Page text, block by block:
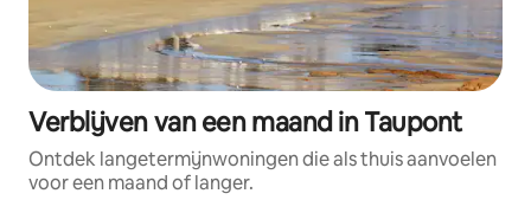
Verblijven van een maand in Taupont
Ontdek langetermijnwoningen die als thuis aanvoelen
voor een maand of langer.